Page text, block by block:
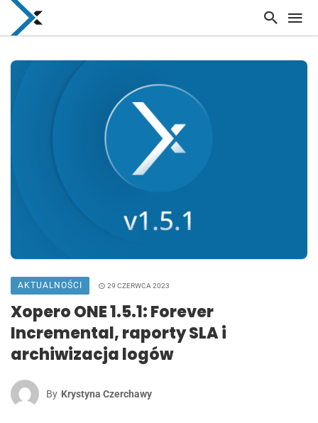
AKTUALNOŚCI 29 CZERWCA 2023
Xopero ONE 1.5.1: Forever
Incremental, raporty SLA i
archiwizacja logów
By Krystyna Czerchawy